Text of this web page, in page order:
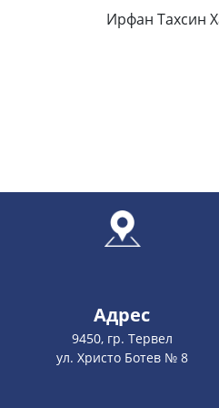
Ирфан Тахсин
Адрес
9450, гр. Тервел
ул. Христо Ботев № 8